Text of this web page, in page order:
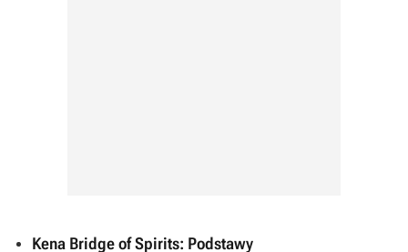
Kena Bridge of Spirits: Podstawy